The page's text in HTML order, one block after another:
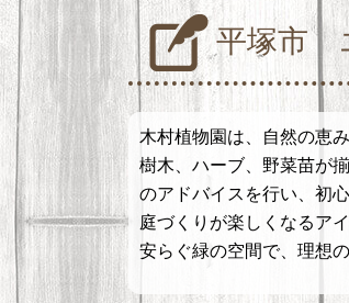
平塚市
木村植物園は、自然の恵
樹木、ハーブ、野菜苗が
のアドバイスを行い、初
庭づくりが楽しくなるア
安らぐ緑の空間で、理想